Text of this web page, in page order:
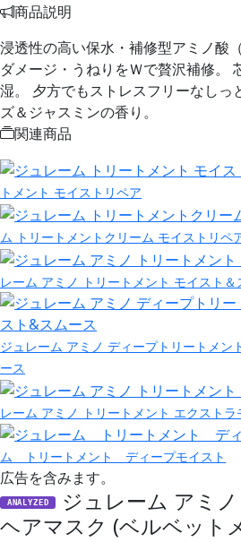
商品説明
浸透性の高い保水・補修型アミノ酸
ダメージ・うねりをＷで贅沢補修。
湿。 夕方でもストレスフリーなしっ
ズ＆ジャスミンの香り。
関連商品
トメント モイストリペア
ム トリートメントクリーム モイストリペ
レーム アミノ トリートメント モイスト＆
ジュレーム アミノ ディープトリートメン
ース
レーム アミノ トリートメント エクストラ
ム トリートメント ディープモイスト
広告を含みます。
ANALYZED
ジュレーム アミ
ヘアマスク (ベルベット